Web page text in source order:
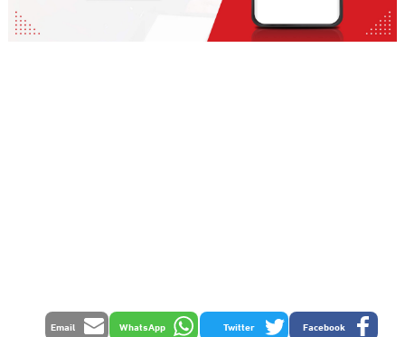
Facebook
Twitter
WhatsApp
Email